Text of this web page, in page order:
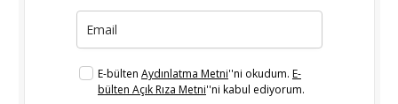
E-bülten Aydınlatma Metni''ni okudum. E-
bülten Açık Rıza Metni''ni kabul ediyorum.